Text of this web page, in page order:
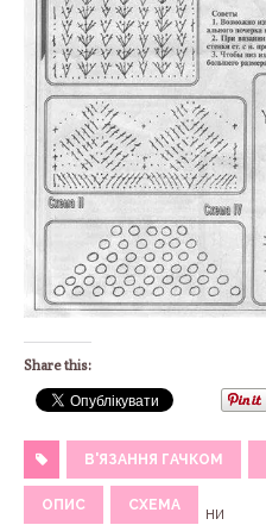
Share this:
В'ЯЗАННЯ ГАЧКОМ
ОПИС СХЕМА
ни